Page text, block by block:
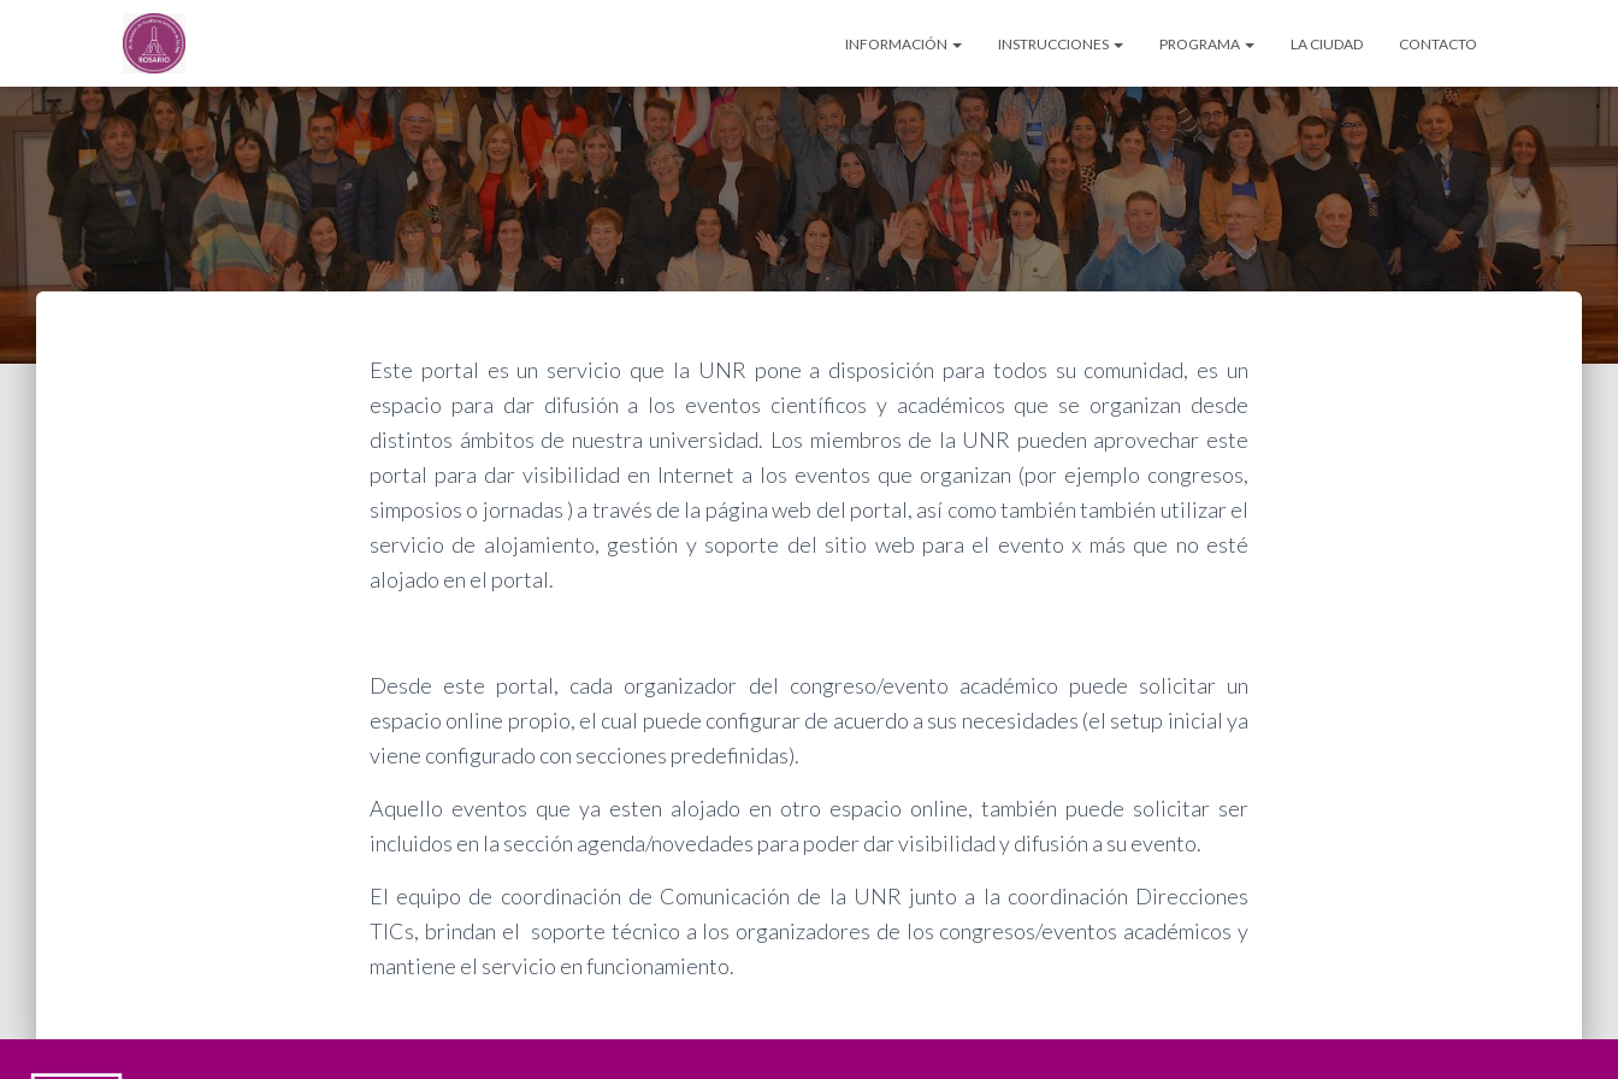
INFORMACIÓN INSTRUCCIONES PROGRAMA LA CIUDAD CONTACTO
Este portal es un servicio que la UNR pone a disposición para todos su comunidad, es un
espacio para dar difusión a los eventos científicos y académicos que se organizan desde
distintos ámbitos de nuestra universidad. Los miembros de la UNR pueden aprovechar este
portal para dar visibilidad en Internet a los eventos que organizan (por ejemplo congresos,
simposios o jornadas ) a través de la página web del portal, así como también también utilizar el
servicio de alojamiento, gestión y soporte del sitio web para el evento x más que no esté
alojado en el portal.
Desde este portal, cada organizador del congreso/evento académico puede solicitar un
espacio online propio, el cual puede configurar de acuerdo a sus necesidades (el setup inicial ya
viene configurado con secciones predefinidas).
Aquello eventos que ya esten alojado en otro espacio online, también puede solicitar ser
incluidos en la sección agenda/novedades para poder dar visibilidad y difusión a su evento.
El equipo de coordinación de Comunicación de la UNR junto a la coordinación Direcciones
TICs, brindan el soporte técnico a los organizadores de los congresos/eventos académicos y
mantiene el servicio en funcionamiento.